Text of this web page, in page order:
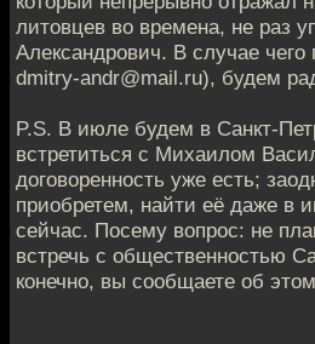
литовцев во времена, не раз
Александрович. В случае
dmitry-andr@mail.ru), будем
P.S. В июле будем в Санкт-
встретиться с Михаилом
договоренность уже есть;
приобретем, найти её даже в
сейчас. Посему вопрос: не
встречь с общественностью
конечно, вы сообщаете об